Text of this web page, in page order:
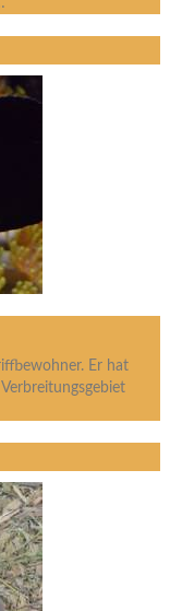
Er hat